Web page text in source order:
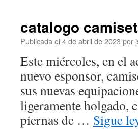
catalogo
Publicada el 4 de abril de 2023 por
Este miércoles, en el
nuevo esponsor,
sus nuevas
ligeramente holgado,
piernas de … Sigue